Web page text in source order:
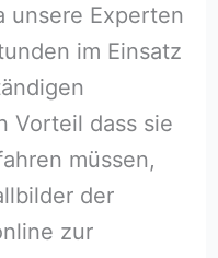
unsere Experten
im Einsatz
Vorteil dass sie
müssen,
der
zur